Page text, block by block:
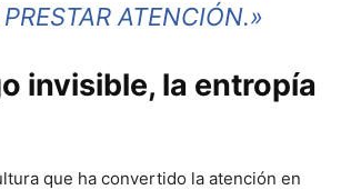
ATENCIÓN.»
invisible, la entropía
que ha convertido la atención en